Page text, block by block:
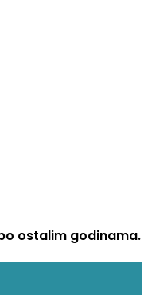
ostalim godinama.